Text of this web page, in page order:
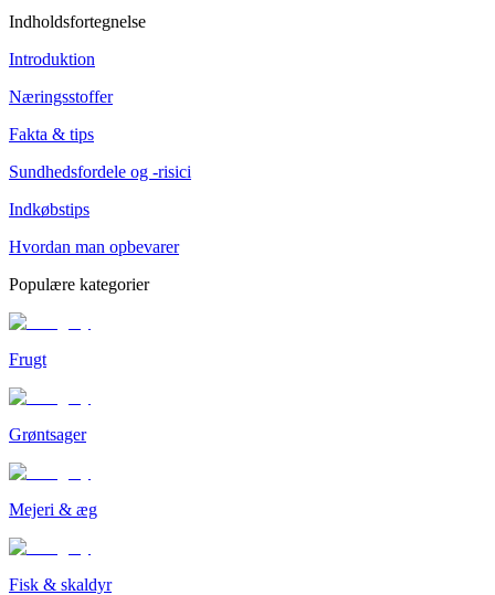
Indholdsfortegnelse
Introduktion
Næringsstoffer
Fakta & tips
Sundhedsfordele og -risici
Indkøbstips
Hvordan man opbevarer
Populære kategorier
Frugt
Grøntsager
Mejeri & æg
Fisk & skaldyr